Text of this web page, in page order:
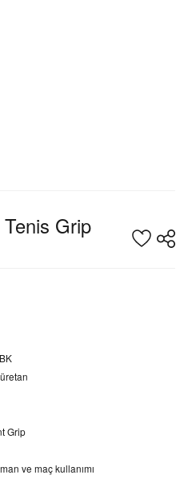
Grip
Grip
ve maç kullanımı